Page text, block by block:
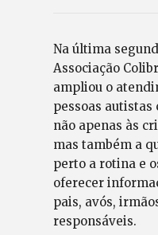
Na última
Associação
ampliou o
pessoas
não apenas às
mas também a
perto a rotina e
oferecer
pais, avós,
responsáveis.